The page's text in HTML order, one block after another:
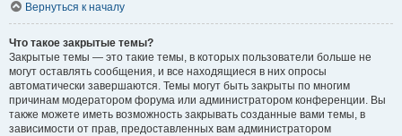
Вернуться к началу
Что такое закрытые темы?
Закрытые темы — это такие темы, в которых пользователи больше не
могут оставлять сообщения, и все находящиеся в них опросы
автоматически завершаются. Темы могут быть закрыты по многим
причинам модератором форума или администратором конференции. Вы
также можете иметь возможность закрывать созданные вами темы, в
зависимости от прав, предоставленных вам администратором